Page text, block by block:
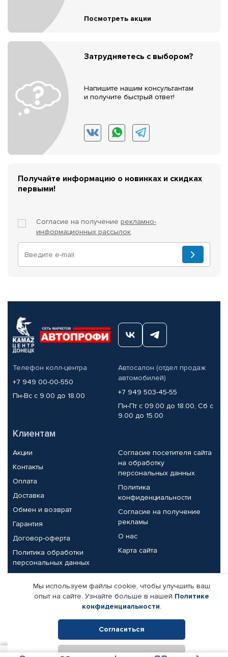
Посмотреть акции
Затрудняетесь с выбором?
Напишите нашим консультантам
и получите быстрый ответ!
Получайте информацию о новинках и скидках
первыми!
Согласие на получение рекламно-
информационных рассылок
Телефон колл-центра
+7 949 00-00-550
Пн-Вс с 9.00 до 18.00
Автосалон (отдел продаж
автомобилей)
+7 949 503-45-55
Пн-Пт с 09.00 до 18.00, Сб с
9.00 до 15.00
Клиентам
Акции
Контакты
Оплата
Доставка
Обмен и возврат
Гарантия
Договор-оферта
Политика обработки
персональных данных
Согласие посетителя сайта
на обработку
персональных данных
Политика
конфиденциальности
Согласие на получение
рекламы
О нас
Карта сайта
Партнерам
Корпоративным клиентам
Поставщикам
Реквизиты компании
Мы используем файлы cookie, чтобы улучшить ваш
опыт на сайте. Узнайте больше в нашей Политике
конфиденциальности.
Согласиться
Отклонить